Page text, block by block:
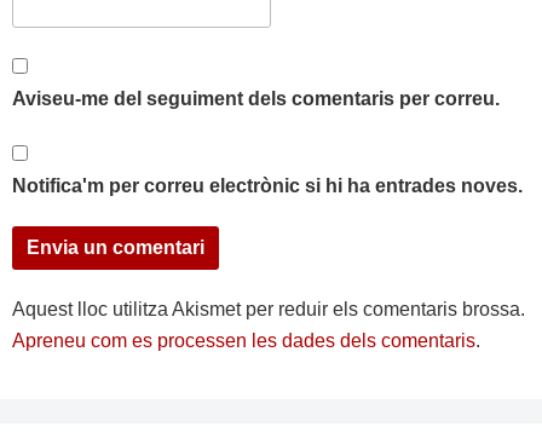
Aviseu-me del seguiment dels comentaris per correu.
Notifica'm per correu electrònic si hi ha entrades noves.
Aquest lloc utilitza Akismet per reduir els comentaris brossa.
Apreneu com es processen les dades dels comentaris.